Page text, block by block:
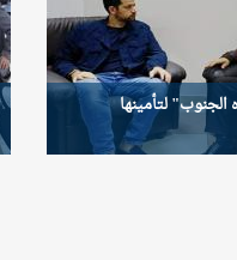
لتأمينها